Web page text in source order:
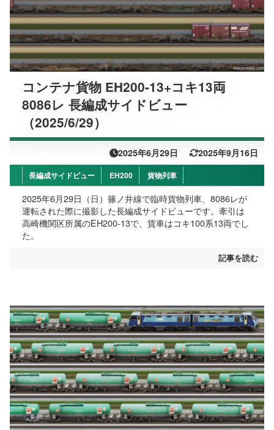
コンテナ貨物 EH200-13+コキ13両
8086レ 長編成サイドビュー
（2025/6/29）
2025年6月29日 2025年9月16日
長編成サイドビュー EH200 貨物列車
2025年6月29日（日）篠ノ井線で臨時貨物列車、8086レが
運転された際に撮影した長編成サイドビューです。牽引は
高崎機関区所属のEH200-13で、貨車はコキ100系13両でし
た。
記事を読む